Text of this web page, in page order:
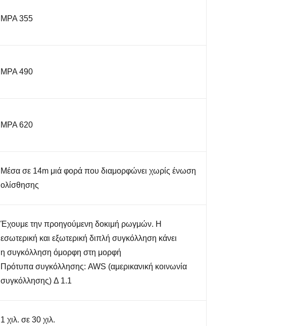
MPA 355
MPA 490
MPA 620
Μέσα σε 14m μιά φορά που διαμορφώνει χωρίς ένωση
ολίσθησης
Έχουμε την προηγούμενη δοκιμή ρωγμών. Η
εσωτερική και εξωτερική διπλή συγκόλληση κάνει
η συγκόλληση όμορφη στη μορφή
Πρότυπα συγκόλλησης: AWS (αμερικανική κοινωνία
συγκόλλησης) Δ 1.1
1 χιλ. σε 30 χιλ.